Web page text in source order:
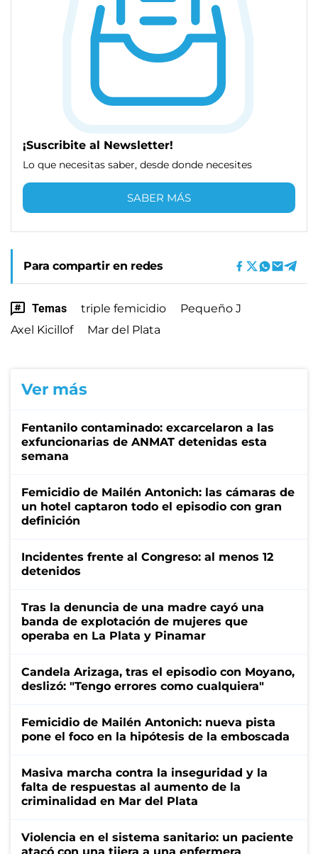
¡Suscribite al Newsletter!
Lo que necesitas saber, desde donde necesites
SABER MÁS
Para compartir en redes
Temas triple femicidio
Pequeño J
Axel Kicillof
Mar del Plata
Ver más
Fentanilo contaminado: excarcelaron a las
exfuncionarias de ANMAT detenidas esta
semana
Femicidio de Mailén Antonich: las cámaras de
un hotel captaron todo el episodio con gran
definición
Incidentes frente al Congreso: al menos 12
detenidos
Tras la denuncia de una madre cayó una
banda de explotación de mujeres que
operaba en La Plata y Pinamar
Candela Arizaga, tras el episodio con Moyano,
deslizó: "Tengo errores como cualquiera"
Femicidio de Mailén Antonich: nueva pista
pone el foco en la hipótesis de la emboscada
Masiva marcha contra la inseguridad y la
falta de respuestas al aumento de la
criminalidad en Mar del Plata
Violencia en el sistema sanitario: un paciente